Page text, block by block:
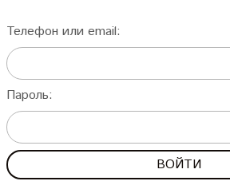
Телефон или email:
Пароль: